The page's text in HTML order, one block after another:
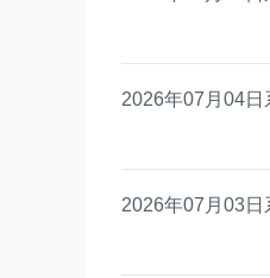
2026年07月04
2026年07月03